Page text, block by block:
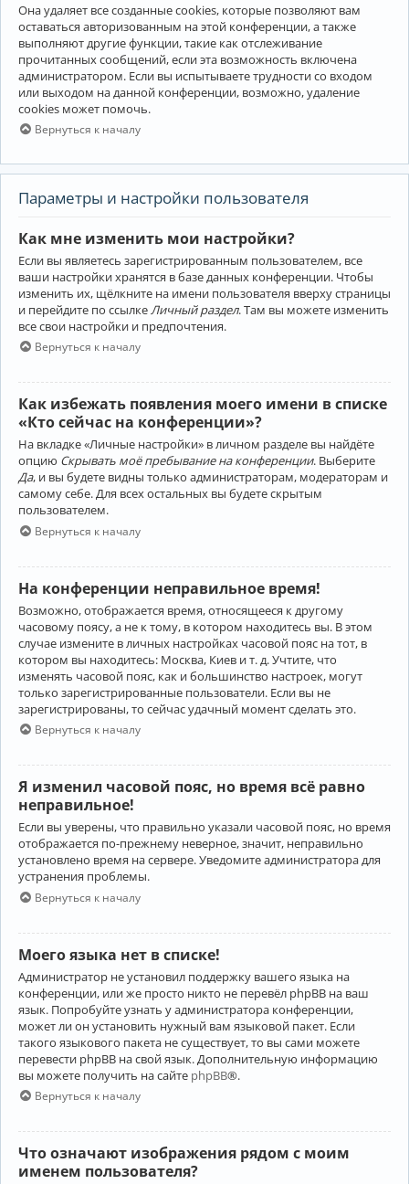
Она удаляет все созданные cookies, которые позволяют вам
оставаться авторизованным на этой конференции, а также
выполняют другие функции, такие как отслеживание
прочитанных сообщений, если эта возможность включена
администратором. Если вы испытываете трудности со входом
или выходом на данной конференции, возможно, удаление
cookies может помочь.
Вернуться к началу
Параметры и настройки пользователя
Как мне изменить мои настройки?
Если вы являетесь зарегистрированным пользователем, все
ваши настройки хранятся в базе данных конференции. Чтобы
изменить их, щёлкните на имени пользователя вверху страницы
и перейдите по ссылке Личный раздел. Там вы можете изменить
все свои настройки и предпочтения.
Вернуться к началу
Как избежать появления моего имени в списке
«Кто сейчас на конференции»?
На вкладке «Личные настройки» в личном разделе вы найдёте
опцию Скрывать моё пребывание на конференции. Выберите
Да, и вы будете видны только администраторам, модераторам и
самому себе. Для всех остальных вы будете скрытым
пользователем.
Вернуться к началу
На конференции неправильное время!
Возможно, отображается время, относящееся к другому
часовому поясу, а не к тому, в котором находитесь вы. В этом
случае измените в личных настройках часовой пояс на тот, в
котором вы находитесь: Москва, Киев и т. д. Учтите, что
изменять часовой пояс, как и большинство настроек, могут
только зарегистрированные пользователи. Если вы не
зарегистрированы, то сейчас удачный момент сделать это.
Вернуться к началу
Я изменил часовой пояс, но время всё равно
неправильное!
Если вы уверены, что правильно указали часовой пояс, но время
отображается по-прежнему неверное, значит, неправильно
установлено время на сервере. Уведомите администратора для
устранения проблемы.
Вернуться к началу
Моего языка нет в списке!
Администратор не установил поддержку вашего языка на
конференции, или же просто никто не перевёл phpBB на ваш
язык. Попробуйте узнать у администратора конференции,
может ли он установить нужный вам языковой пакет. Если
такого языкового пакета не существует, то вы сами можете
перевести phpBB на свой язык. Дополнительную информацию
вы можете получить на сайте phpBB®.
Вернуться к началу
Что означают изображения рядом с моим
именем пользователя?